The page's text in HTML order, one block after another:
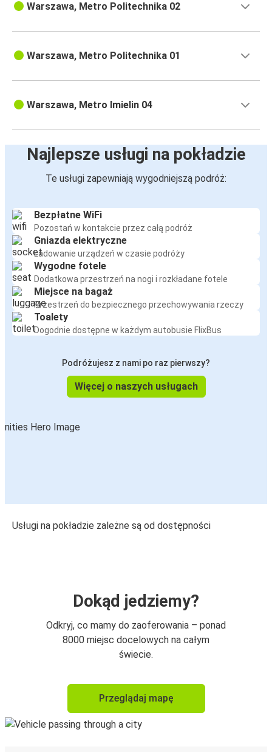
Warszawa, Metro Politechnika 02
Warszawa, Metro Politechnika 01
Warszawa, Metro Imielin 04
Najlepsze usługi na pokładzie
Te usługi zapewniają wygodniejszą podróż:
Bezpłatne WiFi
Pozostań w kontakcie przez całą podróż
Gniazda elektryczne
Ładowanie urządzeń w czasie podróży
Wygodne fotele
Dodatkowa przestrzeń na nogi i rozkładane fotele
Miejsce na bagaż
Przestrzeń do bezpiecznego przechowywania rzeczy
Toalety
Dogodnie dostępne w każdym autobusie FlixBus
Podróżujesz z nami po raz pierwszy?
Więcej o naszych usługach
Usługi na pokładzie zależne są od dostępności
Dokąd jedziemy?
Odkryj, co mamy do zaoferowania – ponad
8000 miejsc docelowych na całym
świecie.
Przeglądaj mapę